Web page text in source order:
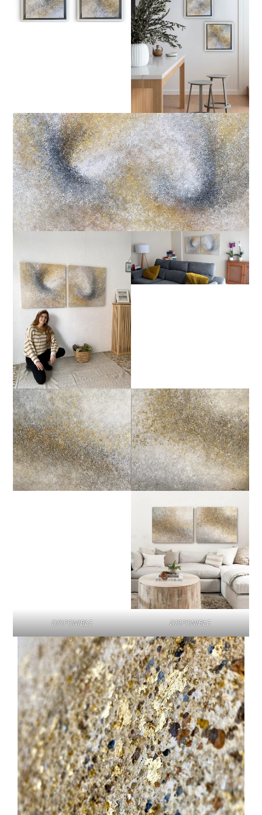
DISPONIBLE DISPONIBLE